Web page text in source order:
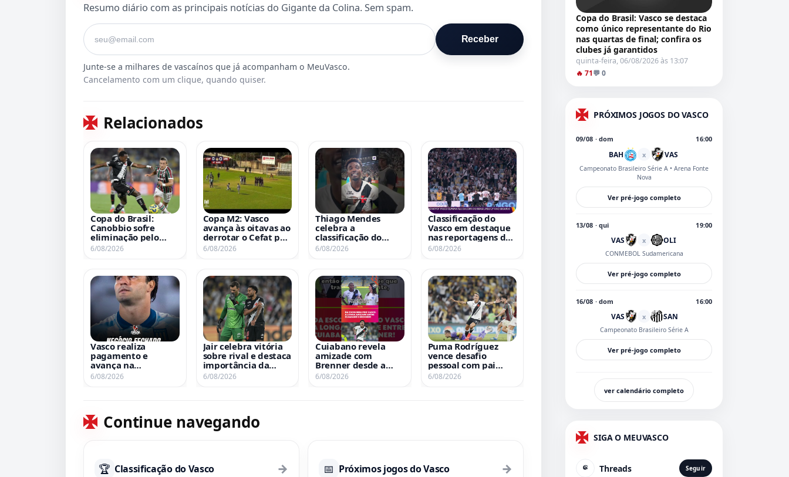
Resumo diário com as principais notícias do Gigante da Colina. Sem spam.
Seu e-mail
Receber
Cancelamento com um clique, quando quiser.
Relacionados
Copa do Brasil:
Canobbio sofre
eliminação pelo
Vasco pela terceira
6/08/2026
Copa M2: Vasco
avança às oitavas ao
derrotar o Cefat por
1 a 0
6/08/2026
Thiago Mendes
celebra a
classificação do
Vasco em grande
6/08/2026
Classificação do
Vasco em destaque
nas reportagens do
Globo Esporte desta
6/08/2026
Vasco realiza
pagamento e
avança na
contratação de
6/08/2026
Jair celebra vitória
sobre rival e destaca
importância da
comemoração para
6/08/2026
Cuiabano revela
amizade com
Brenner desde a
infância; assista ao
6/08/2026
Puma Rodríguez
vence desafio
pessoal com pai
hospitalizado
6/08/2026
Continue navegando
🏆 Classificação do Vasco → 📅 Próximos jogos do Vasco →
Copa do Brasil: Vasco se destaca
como único representante do Rio
nas quartas de final; confira os
clubes já garantidos
quinta-feira, 06/08/2026 às 13:07
🔥 71💬 0
PRÓXIMOS JOGOS DO VASCO
09/08 · dom 16:00
BAH x VAS
Campeonato Brasileiro Série A • Arena Fonte
Nova
Ver pré-jogo completo
13/08 · qui 19:00
VAS x OLI
CONMEBOL Sudamericana
Ver pré-jogo completo
16/08 · dom 16:00
VAS x SAN
Campeonato Brasileiro Série A
Ver pré-jogo completo
ver calendário completo
SIGA O MEUVASCO
Threads Seguir